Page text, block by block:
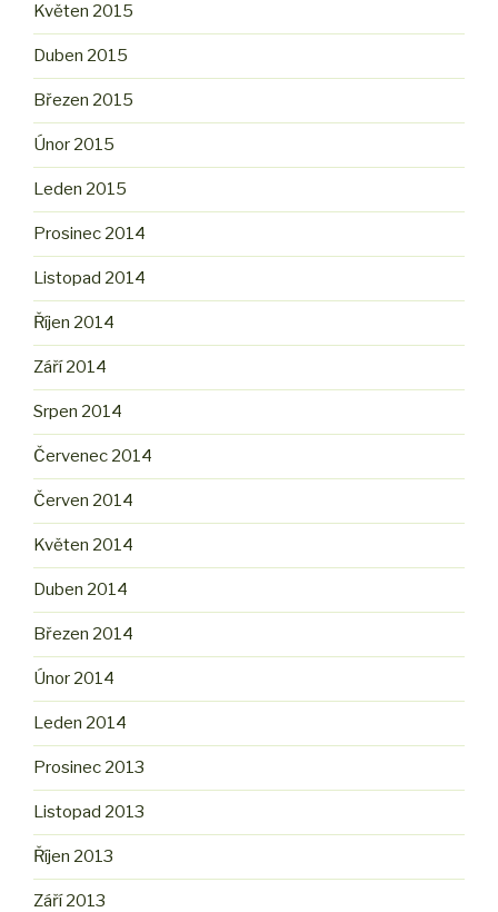
Květen 2015
Duben 2015
Březen 2015
Únor 2015
Leden 2015
Prosinec 2014
Listopad 2014
Říjen 2014
Září 2014
Srpen 2014
Červenec 2014
Červen 2014
Květen 2014
Duben 2014
Březen 2014
Únor 2014
Leden 2014
Prosinec 2013
Listopad 2013
Říjen 2013
Září 2013